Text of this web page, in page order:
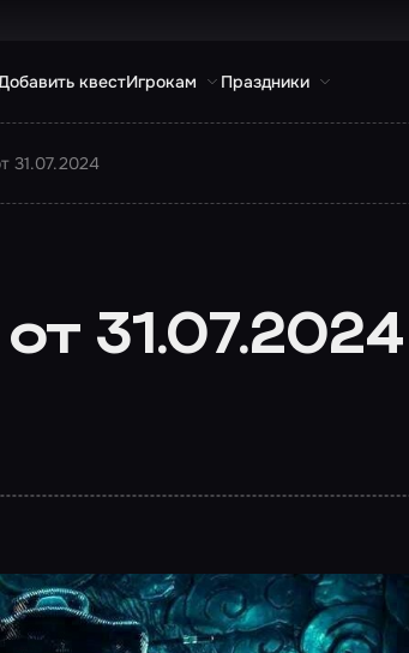
квестИгрокам Праздники
31.07.2024
31.07.2024